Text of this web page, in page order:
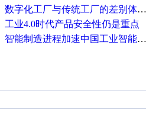
数字化工厂与传统工厂的差别体现在哪里？
工业4.0时代产品安全性仍是重点
智能制造进程加速中国工业智能化之路发展趋势明显